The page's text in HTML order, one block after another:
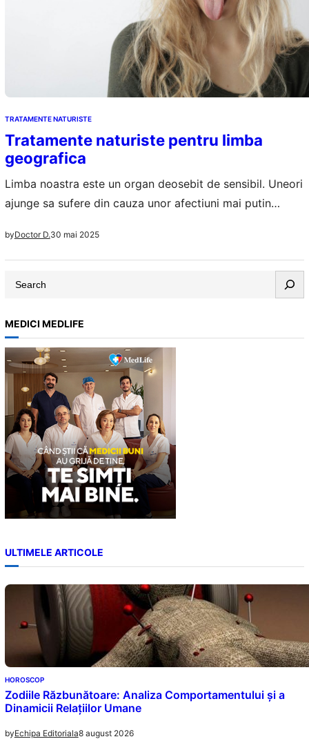
TRATAMENTE NATURISTE
Tratamente naturiste pentru limba
geografica
Limba noastra este un organ deosebit de sensibil. Uneori
ajunge sa sufere din cauza unor afectiuni mai putin
unei anomalii genetice. Limba geografica este o boala
rara, parte din lista lunga a afectiunilor rare, care ne va
afecta viata din momentul in care debuteaza si
byDoctor D.30 mai 2025
a
r
c
h
MEDICI MEDLIFE
ULTIMELE ARTICOLE
HOROSCOP
Zodiile Răzbunătoare: Analiza Comportamentului și a
Dinamicii Relațiilor Umane
byEchipa Editoriala8 august 2026